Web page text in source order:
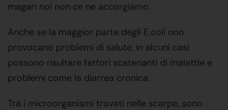
magari noi non ce ne accorgiamo.
Anche se la maggior parte degli E.coli non
provocano problemi di salute, in alcuni casi
possono risultare fattori scatenanti di malattie e
problemi come la diarrea cronica.
Tra i microorganismi trovati nelle scarpe, sono